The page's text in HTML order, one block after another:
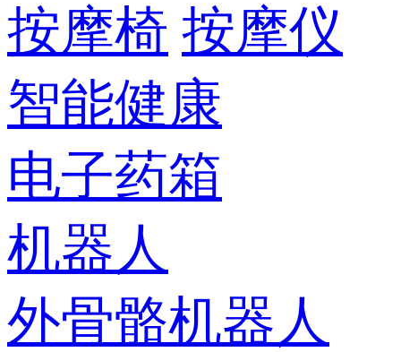
按摩椅 按摩仪
智能健康
电子药箱
机器人
外骨骼机器人